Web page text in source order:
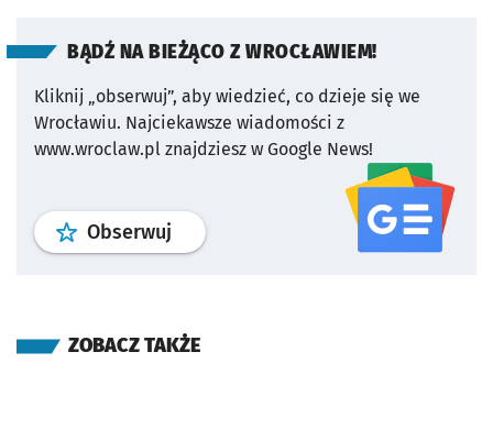
BĄDŹ NA BIEŻĄCO Z WROCŁAWIEM!
Kliknij „obserwuj”, aby wiedzieć, co dzieje się we
Wrocławiu. Najciekawsze wiadomości z
www.wroclaw.pl znajdziesz w Google News!
Obserwuj profil serwisu
ZOBACZ TAKŻE